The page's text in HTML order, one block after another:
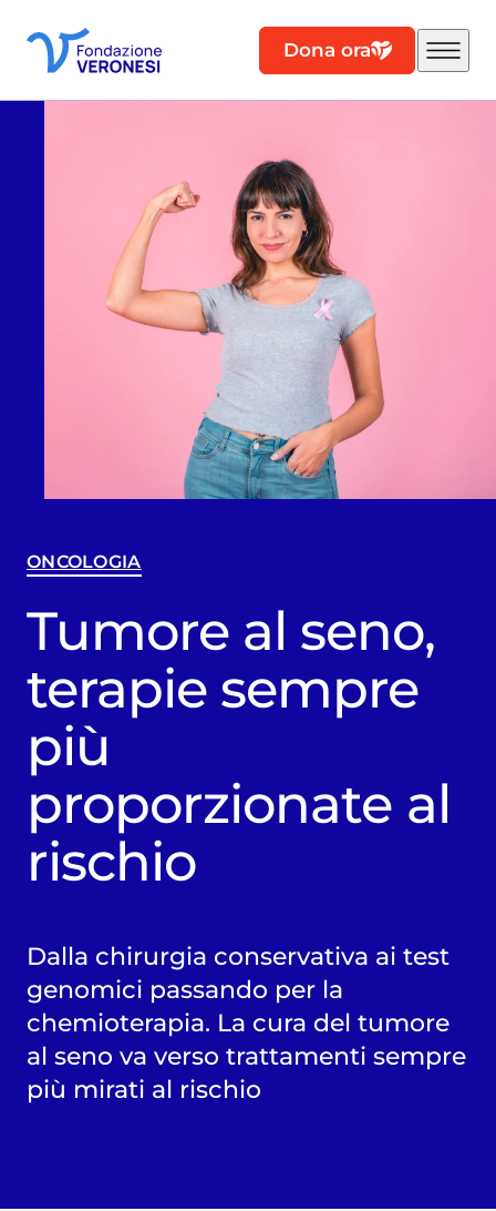
Dona ora
ONCOLOGIA
Tumore al seno,
terapie sempre
più
proporzionate al
rischio
Dalla chirurgia conservativa ai test
genomici passando per la
chemioterapia. La cura del tumore
al seno va verso trattamenti sempre
più mirati al rischio